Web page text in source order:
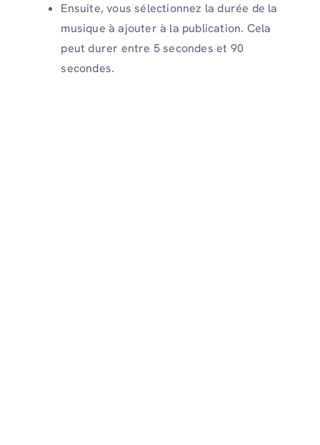
Ensuite, vous sélectionnez la durée de la
musique à ajouter à la publication. Cela
peut durer entre 5 secondes et 90
secondes.